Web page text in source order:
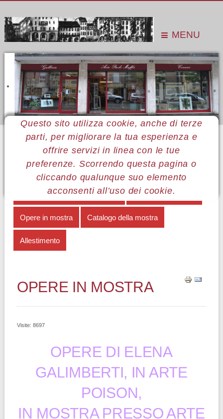
MENU
Questo sito utilizza cookie, anche di terze
parti, per migliorare la tua esperienza e
offrire servizi in linea con le tue
preferenze. Scorrendo questa pagina o
cliccando qualunque suo elemento
acconsenti all’uso dei cookie.
Sei qui: Home Le mostre
Mostre 2016
Elena Galimberti
Opere in mostra
MENÙ ELENA GALIMBERTI
Pesci con ascendente Vergine Nota autobiografica
Opere in mostra Catalogo della mostra
Allestimento
OPERE IN MOSTRA
Visite: 8697
OPERE DI ELENA
GALIMBERTI, IN ARTE
POISON,
IN MOSTRA PRESSO ARTE